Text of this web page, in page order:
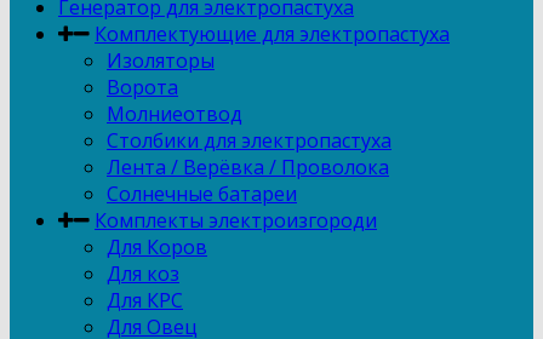
Генератор для электропастуха
Комплектующие для электропастуха
Изоляторы
Ворота
Молниеотвод
Столбики для электропастуха
Лента / Верёвка / Проволока
Солнечные батареи
Комплекты электроизгороди
Для Коров
Для коз
Для КРС
Для Овец